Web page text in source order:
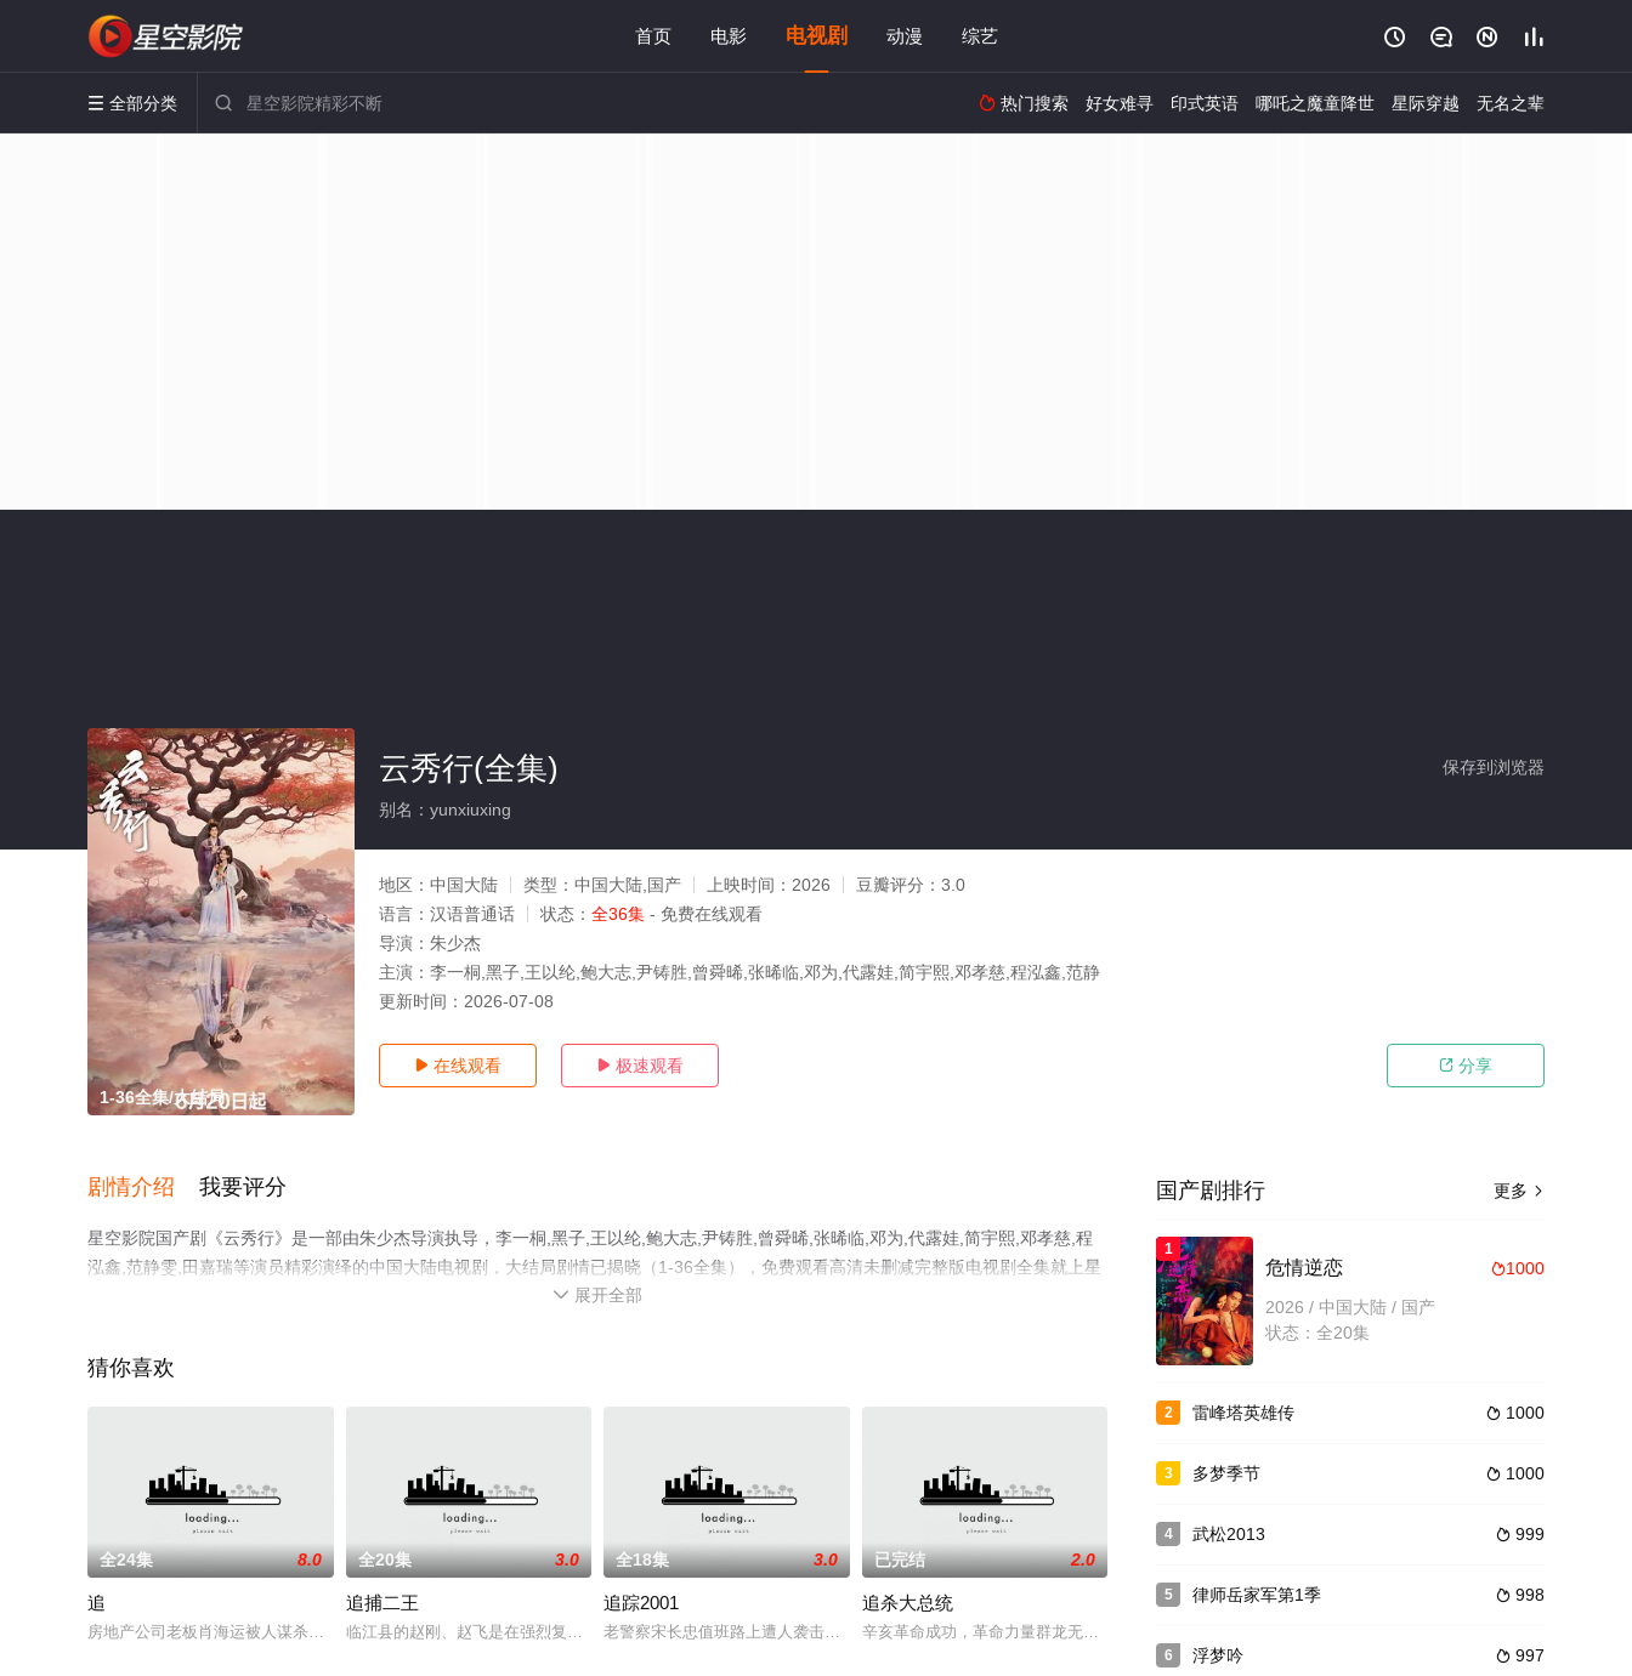
首页 电影 电视剧 动漫 综艺    
 全部分类   热门搜索 好女难寻 印式英语 哪吒之魔童降世 星际穿越 无名之辈
1-36全集/大结局
保存到浏览器
云秀行(全集)
别名：yunxiuxing
地区： 中国大陆 类型： 中国大陆,国产 上映时间： 2026 豆瓣评分： 3.0
语言： 汉语普通话 状态： 全36集 - 免费在线观看
导演： 朱少杰
主演： 李一桐,黑子,王以纶,鲍大志,尹铸胜,曾舜晞,张晞临,邓为,代露娃,简宇熙,邓孝慈,程泓鑫,范静
更新时间： 2026-07-08
 在线观看  极速观看  分享
剧情介绍 我要评分
星空影院国产剧《云秀行》是一部由朱少杰导演执导，李一桐,黑子,王以纶,鲍大志,尹铸胜,曾舜晞,张晞临,邓为,代露娃,简宇熙,邓孝慈,程
泓鑫,范静雯,田嘉瑞等演员精彩演绎的中国大陆电视剧，大结局剧情已揭晓（1-36全集），免费观看高清未删减完整版电视剧全集就上星
空影视，更多相关信息可移步至豆瓣电视剧、电视猫或剧情网等平台了解。
 展开全部
猜你喜欢
全24集 8.0
追
房地产公司老板肖海运被人谋杀，刑警队长周国勤（王新军 饰）负责此案，他和出租车司机蒋冬
全20集 3.0
追捕二王
临江县的赵刚、赵飞是在强烈复仇心理支配下长大的两兄弟。他们发誓要杀掉所有对自己不公、不
全18集 3.0
追踪2001
老警察宋长忠值班路上遭人袭击打成植物人。40天后，老警察孙贵清同样在值班路上遭到袭击，
已完结 2.0
追杀大总统
辛亥革命成功，革命力量群龙无首，上海督军陈其美借17省革命政府代表之名义，电请流亡法国
更多 
国产剧排行
1
1000
危情逆恋
2026 / 中国大陆 / 国产
状态：全20集
2  1000
雷峰塔英雄传
3  1000
多梦季节
4  999
武松2013
5  998
律师岳家军第1季
6  997
浮梦吟